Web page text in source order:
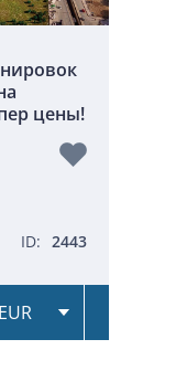
цены!
ID: 2443